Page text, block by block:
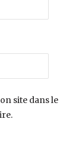
site dans le